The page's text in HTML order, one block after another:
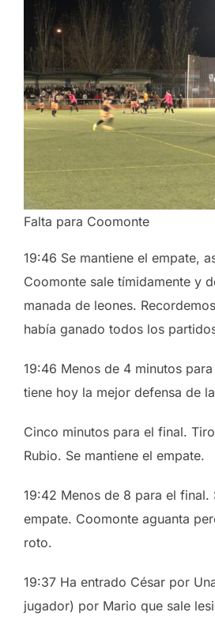
Falta para Coomonte
19:46 Se mantiene el empate,
Coomonte sale tímidamente y
manada de leones.
había ganado todos los
19:46 Menos de 4 minutos
tiene hoy la mejor defensa de
Cinco minutos para el final.
Rubio. Se mantiene el empate.
19:42 Menos de 8 para el final.
empate. Coomonte aguanta
roto.
19:37 Ha entrado César por
jugador) por Mario que sale